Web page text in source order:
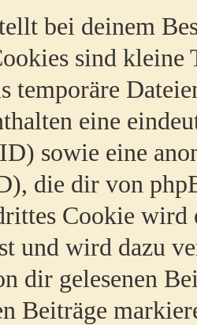
bei deinem
sind kleine
temporäre
eine
sowie eine
die dir von
Cookie wird
und wird dazu
dir gelesenen
Beiträge